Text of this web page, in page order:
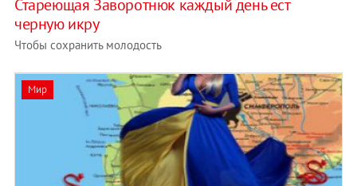
Стареющая Заворотнюк каждый день ест
черную икру
Чтобы сохранить молодость
Мир